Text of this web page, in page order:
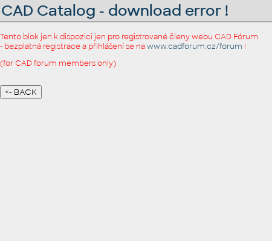
CAD Catalog - download error !
Tento blok jen k dispozici jen pro registrované členy webu CAD Fórum
- bezplatná registrace a přihlášení se nawww.cadforum.cz/forum !
(for CAD forum members only)